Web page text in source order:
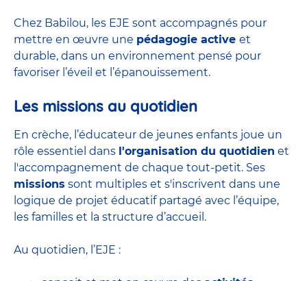
Chez Babilou, les EJE sont accompagnés pour
mettre en œuvre une pédagogie active et
durable, dans un environnement pensé pour
favoriser l’éveil et l’épanouissement.
Les missions au quotidien
En crèche, l’éducateur de jeunes enfants joue un
rôle essentiel dans l'organisation du quotidien et
l'accompagnement de chaque tout-petit. Ses
missions sont multiples et s'inscrivent dans une
logique de projet éducatif partagé avec l’équipe,
les familles et la structure d’accueil.
Au quotidien, l’EJE :